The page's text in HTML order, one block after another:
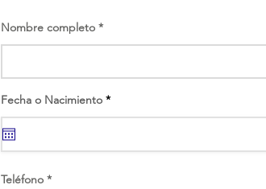
Nombre completo
Fecha o Nacimiento *r
q
r
Teléfono